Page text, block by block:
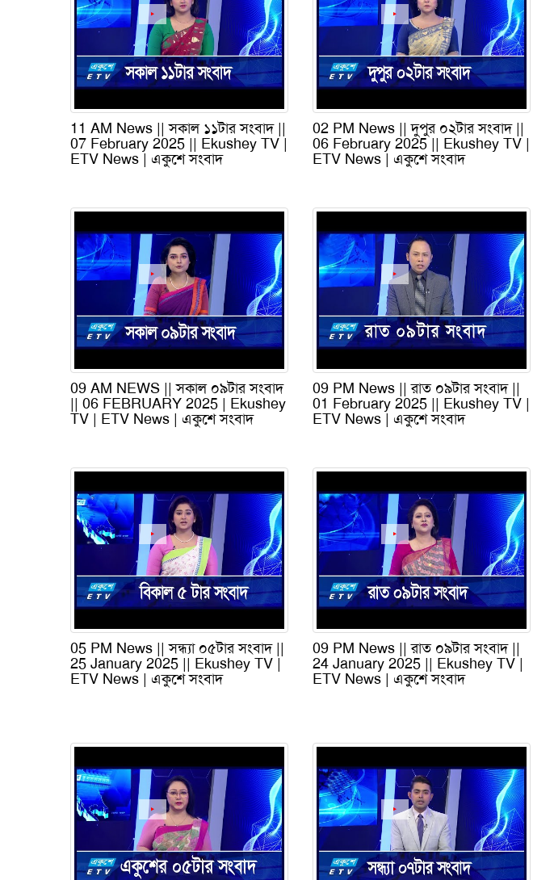
11 AM News || সকাল ১১টার সংবাদ ||
07 February 2025 || Ekushey TV |
ETV News | একুশে সংবাদ
02 PM News || দুপুর ০২টার সংবাদ ||
06 February 2025 || Ekushey TV |
ETV News | একুশে সংবাদ
09 AM NEWS || সকাল ০৯টার সংবাদ
|| 06 FEBRUARY 2025 | Ekushey
TV | ETV News | একুশে সংবাদ
09 PM News || রাত ০৯টার সংবাদ ||
01 February 2025 || Ekushey TV |
ETV News | একুশে সংবাদ
05 PM News || সন্ধ্যা ০৫টার সংবাদ ||
25 January 2025 || Ekushey TV |
ETV News | একুশে সংবাদ
09 PM News || রাত ০৯টার সংবাদ ||
24 January 2025 || Ekushey TV |
ETV News | একুশে সংবাদ